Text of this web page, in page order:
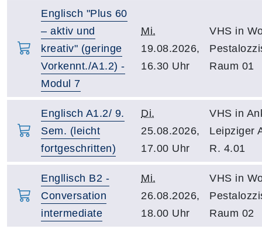
Englisch "Plus 60
– aktiv und
kreativ" (geringe
Vorkennt./A1.2) -
Modul 7
Mi.
19.08.2026,
16.30 Uhr
VHS in
Raum 01
Englisch A1.2/ 9.
Sem. (leicht
fortgeschritten)
Di.
25.08.2026,
17.00 Uhr
VHS in
Leipziger
R. 4.01
Engllisch B2 -
Conversation
intermediate
Mi.
26.08.2026,
18.00 Uhr
VHS in
Raum 02